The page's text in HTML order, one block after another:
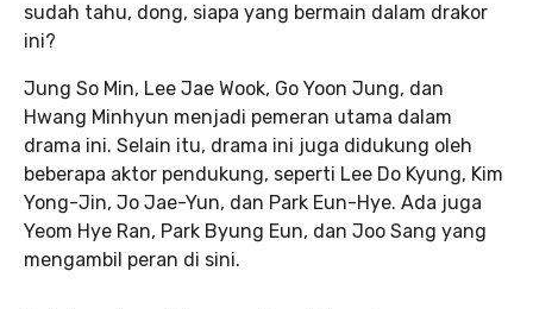
sudah tahu, dong, siapa yang bermain dalam drakor
ini?
Jung So Min, Lee Jae Wook, Go Yoon Jung, dan
Hwang Minhyun menjadi pemeran utama dalam
drama ini. Selain itu, drama ini juga didukung oleh
beberapa aktor pendukung, seperti Lee Do Kyung, Kim
Yong-Jin, Jo Jae-Yun, dan Park Eun-Hye. Ada juga
Yeom Hye Ran, Park Byung Eun, dan Joo Sang yang
mengambil peran di sini.